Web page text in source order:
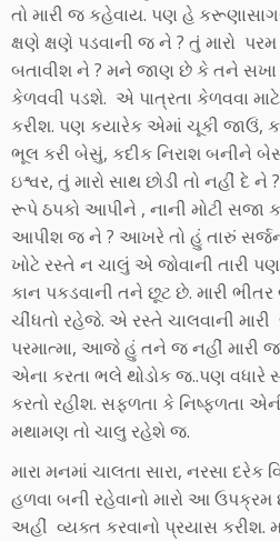
તો મારી જ કહેવાય. પણ હે
ક્ષણે ક્ષણે પડવાની જ ને ? તું મારો
બતાવીશ ને ? મને જાણ છે કે તને સખા
કેળવવી પડશે. એ પાત્રતા કેળવવા
કરીશ. પણ કયારેક એમાં ચૂકી જાઉં,
ભૂલ કરી બેસું, કદીક નિરાશ બનીને
ઇશ્વર, તું મારો સાથ છોડી તો નહીં દે
રૂપે ઠપકો આપીને , નાની મોટી
આપીશ જ ને ? આખરે તો હું તારું
ખોટે રસ્તે ન ચાલું એ જોવાની તારી
કાન પકડવાની તને છૂટ છે. મારી
ચીંધતો રહેજે. એ રસ્તે ચાલવાની મારી
પરમાત્મા, આજે હું તને જ નહીં
એના કરતા ભલે થોડોક જ..પણ વધારે
કરતો રહીશ. સફળતા કે નિષ્ફળતા
મથામણ તો ચાલુ રહેશે જ.
મારા મનમાં ચાલતા સારા, નરસા દરેક
હળવા બની રહેવાનો મારો આ
અહીં વ્યક્ત કરવાનો પ્રયાસ કરીશ.